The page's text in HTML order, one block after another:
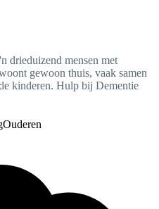
drieduizend mensen met
gewoon thuis, vaak samen
kinderen. Hulp bij Dementie
Ouderen